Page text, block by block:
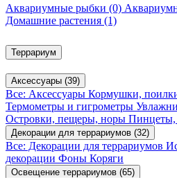
Аквариумные рыбки (0)
Домашние растения (1)
Террариум
Аксессуары (39)
Все: Аксессуары Кормушки,
Термометры и гигрометры
Островки, пещеры, норы Пинцеты,
Декорации для террариумов (32)
Все: Декорации для террариумов
декорации Фоны Коряги
Освещение террариумов (65)